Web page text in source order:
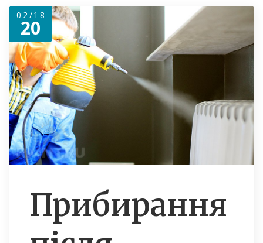
02/18
20
Прибирання